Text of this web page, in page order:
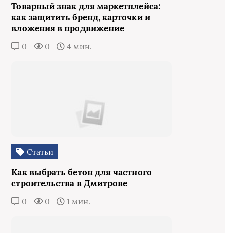
Товарный знак для маркетплейса:
как защитить бренд, карточки и
вложения в продвижение
0 0 4 мин.
Статьи
Как выбрать бетон для частного
строительства в Дмитрове
0 0 1 мин.